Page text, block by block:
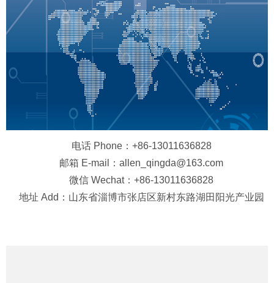
电话 Phone：+86-13011636828
邮箱 E-mail：allen_qingda@163.com
微信 Wechat：+86-13011636828
地址 Add：山东省淄博市张店区新村东路湖田阳光产业园